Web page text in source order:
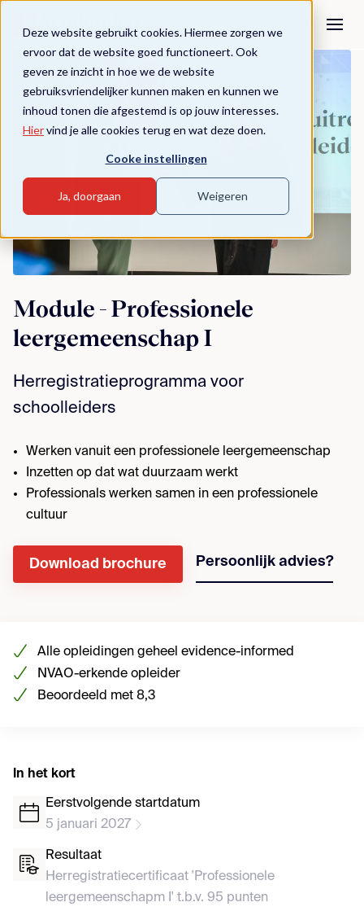
Deze website gebruikt cookies. Hiermee zorgen we
ervoor dat de website goed functioneert. Ook
geven ze inzicht in hoe we de website
gebruiksvriendelijker kunnen maken en kunnen we
inhoud tonen die afgestemd is op jouw interesses.
Hiervind je alle cookies terug en wat deze doen.
Cooke instellingen
Ja, doorgaan Weigeren
Module - Professionele
leergemeenschap I
Herregistratieprogramma voor
schoolleiders
Werken vanuit een professionele leergemeenschap
Inzetten op dat wat duurzaam werkt
Professionals werken samen in een professionele
cultuur
Download brochure Persoonlijk advies?
Alle opleidingen geheel evidence-informed
NVAO-erkende opleider
Beoordeeld met 8,3
In het kort
Eerstvolgende startdatum
5 januari 2027
Resultaat
Herregistratiecertificaat 'Professionele
leergemeenschapm I' t.b.v. 95 punten